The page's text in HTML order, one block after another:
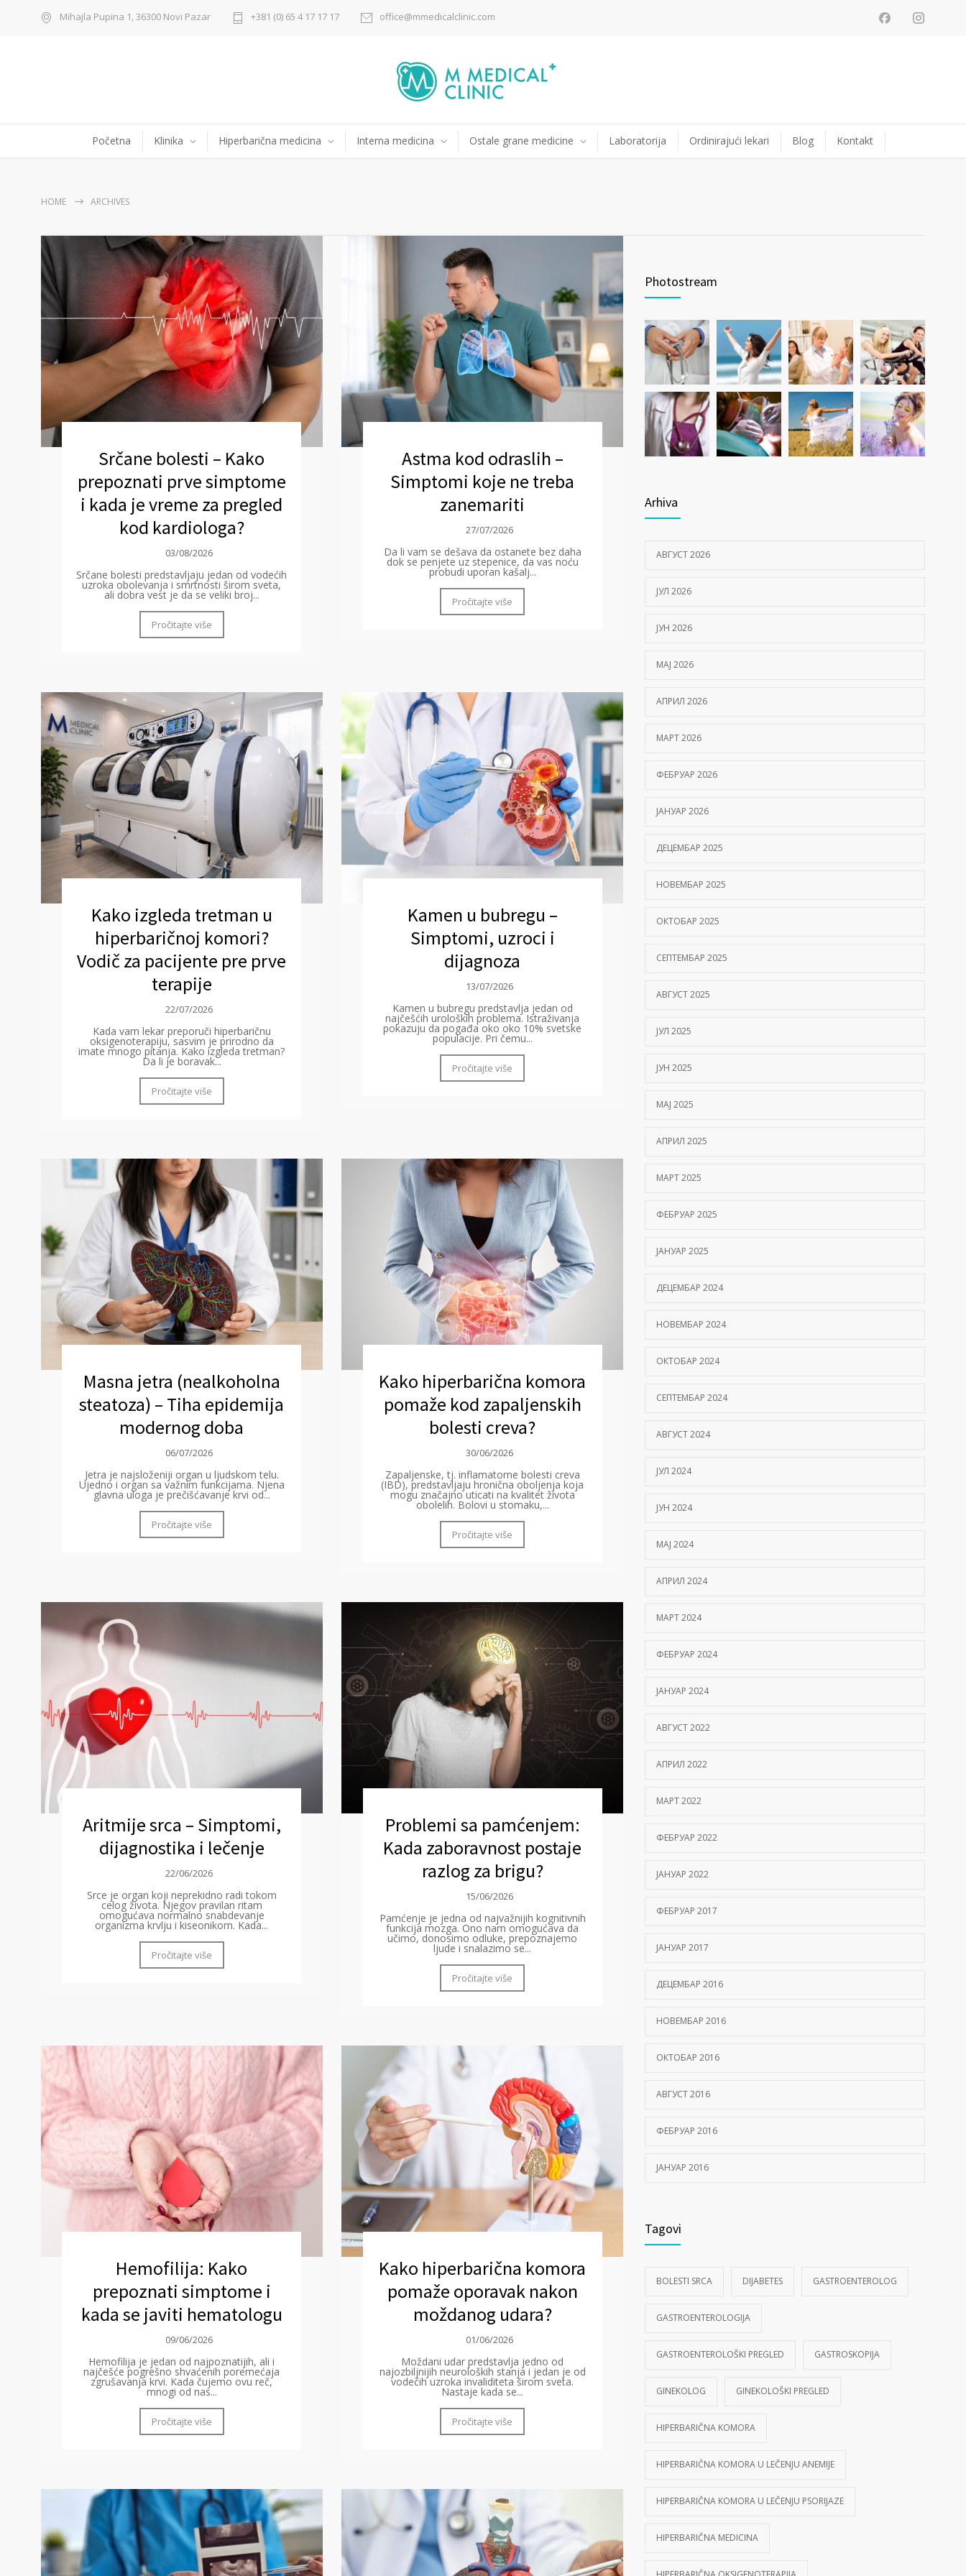
Mihajla Pupina 1, 36300 Novi Pazar +381 (0) 65 4 17 17 17 office@mmedicalclinic.com
Početna Klinika Hiperbarična medicina Interna medicina Ostale grane medicine Laboratorija Ordinirajući lekari Blog Kontakt
HOME ARCHIVES
Srčane bolesti – Kako
prepoznati prve simptome
i kada je vreme za pregled
kod kardiologa?
03/08/2026
Srčane bolesti predstavljaju jedan od vodećih
uzroka obolevanja i smrtnosti širom sveta,
ali dobra vest je da se veliki broj...
Pročitajte više
Astma kod odraslih –
Simptomi koje ne treba
zanemariti
27/07/2026
Da li vam se dešava da ostanete bez daha
dok se penjete uz stepenice, da vas noću
probudi uporan kašalj...
Pročitajte više
Kako izgleda tretman u
hiperbaričnoj komori?
Vodič za pacijente pre prve
terapije
22/07/2026
Kada vam lekar preporuči hiperbaričnu
oksigenoterapiju, sasvim je prirodno da
imate mnogo pitanja. Kako izgleda tretman?
Da li je boravak...
Pročitajte više
Kamen u bubregu –
Simptomi, uzroci i
dijagnoza
13/07/2026
Kamen u bubregu predstavlja jedan od
najčešćih uroloških problema. Istraživanja
pokazuju da pogađa oko oko 10% svetske
populacije. Pri čemu...
Pročitajte više
Masna jetra (nealkoholna
steatoza) – Tiha epidemija
modernog doba
06/07/2026
Jetra je najsloženiji organ u ljudskom telu.
Ujedno i organ sa važnim funkcijama. Njena
glavna uloga je prečišćavanje krvi od...
Pročitajte više
Kako hiperbarična komora
pomaže kod zapaljenskih
bolesti creva?
30/06/2026
Zapaljenske, tj. inflamatorne bolesti creva
(IBD), predstavljaju hronična oboljenja koja
mogu značajno uticati na kvalitet života
obolelih. Bolovi u stomaku,...
Pročitajte više
Aritmije srca – Simptomi,
dijagnostika i lečenje
22/06/2026
Srce je organ koji neprekidno radi tokom
celog života. Njegov pravilan ritam
omogućava normalno snabdevanje
organizma krvlju i kiseonikom. Kada...
Pročitajte više
Problemi sa pamćenjem:
Kada zaboravnost postaje
razlog za brigu?
15/06/2026
Pamćenje je jedna od najvažnijih kognitivnih
funkcija mozga. Ono nam omogućava da
učimo, donosimo odluke, prepoznajemo
ljude i snalazimo se...
Pročitajte više
Hemofilija: Kako
prepoznati simptome i
kada se javiti hematologu
09/06/2026
Hemofilija je jedan od najpoznatijih, ali i
najčešće pogrešno shvaćenih poremećaja
zgrušavanja krvi. Kada čujemo ovu reč,
mnogi od nas...
Pročitajte više
Kako hiperbarična komora
pomaže oporavak nakon
moždanog udara?
01/06/2026
Moždani udar predstavlja jedno od
najozbiljnijih neuroloških stanja i jedan je od
vodećih uzroka invaliditeta širom sveta.
Nastaje kada se...
Pročitajte više
Photostream
Arhiva
АВГУСТ 2026
ЈУЛ 2026
ЈУН 2026
МАЈ 2026
АПРИЛ 2026
МАРТ 2026
ФЕБРУАР 2026
ЈАНУАР 2026
ДЕЦЕМБАР 2025
НОВЕМБАР 2025
ОКТОБАР 2025
СЕПТЕМБАР 2025
АВГУСТ 2025
ЈУЛ 2025
ЈУН 2025
МАЈ 2025
АПРИЛ 2025
МАРТ 2025
ФЕБРУАР 2025
ЈАНУАР 2025
ДЕЦЕМБАР 2024
НОВЕМБАР 2024
ОКТОБАР 2024
СЕПТЕМБАР 2024
АВГУСТ 2024
ЈУЛ 2024
ЈУН 2024
МАЈ 2024
АПРИЛ 2024
МАРТ 2024
ФЕБРУАР 2024
ЈАНУАР 2024
АВГУСТ 2022
АПРИЛ 2022
МАРТ 2022
ФЕБРУАР 2022
ЈАНУАР 2022
ФЕБРУАР 2017
ЈАНУАР 2017
ДЕЦЕМБАР 2016
НОВЕМБАР 2016
ОКТОБАР 2016
АВГУСТ 2016
ФЕБРУАР 2016
ЈАНУАР 2016
Tagovi
BOLESTI SRCA DIJABETES GASTROENTEROLOG
GASTROENTEROLOGIJA
GASTROENTEROLOŠKI PREGLED GASTROSKOPIJA
GINEKOLOG GINEKOLOŠKI PREGLED
HIPERBARIČNA KOMORA
HIPERBARIČNA KOMORA U LEČENJU ANEMIJE
HIPERBARIČNA KOMORA U LEČENJU PSORIJAZE
HIPERBARIČNA MEDICINA